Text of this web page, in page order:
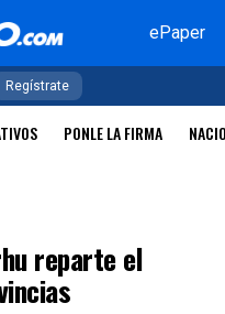
ePaper
Regístrate
PONLE LA FIRMA
reparte el